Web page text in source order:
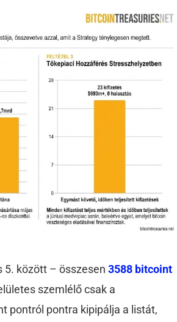
5. között – összesen3588 bitcoint
szemlélő csak a
pontról pontra kipipálja a listát,